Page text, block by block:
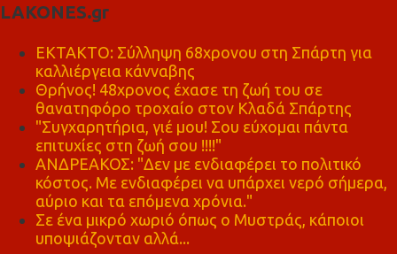
LAKONES.gr
ΕΚΤΑΚΤΟ: Σύλληψη 68χρονου στη Σπάρτη για
καλλιέργεια κάνναβης
Θρήνος! 48χρονος έχασε τη ζωή του σε
θανατηφόρο τροχαίο στον Κλαδά Σπάρτης
"Συγχαρητήρια, γιέ μου! Σου εύχομαι πάντα
επιτυχίες στη ζωή σου !!!!"
ΑΝΔΡΕΑΚΟΣ: "Δεν με ενδιαφέρει το πολιτικό
κόστος. Με ενδιαφέρει να υπάρχει νερό σήμερα,
αύριο και τα επόμενα χρόνια."
Σε ένα μικρό χωριό όπως ο Μυστράς, κάποιοι
υποψιάζονταν αλλά...